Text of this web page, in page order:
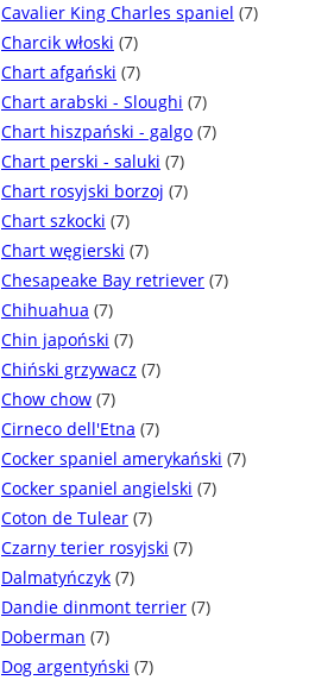
Cavalier King Charles spaniel (7)
Charcik włoski (7)
Chart afgański (7)
Chart arabski - Sloughi (7)
Chart hiszpański - galgo (7)
Chart perski - saluki (7)
Chart rosyjski borzoj (7)
Chart szkocki (7)
Chart węgierski (7)
Chesapeake Bay retriever (7)
Chihuahua (7)
Chin japoński (7)
Chiński grzywacz (7)
Chow chow (7)
Cirneco dell'Etna (7)
Cocker spaniel amerykański (7)
Cocker spaniel angielski (7)
Coton de Tulear (7)
Czarny terier rosyjski (7)
Dalmatyńczyk (7)
Dandie dinmont terrier (7)
Doberman (7)
Dog argentyński (7)